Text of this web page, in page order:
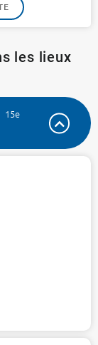
les lieux
15e